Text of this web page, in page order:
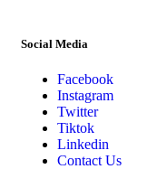
Social Media
Facebook
Instagram
Twitter
Tiktok
Linkedin
Contact Us